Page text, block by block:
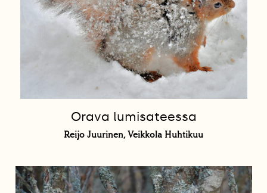
Orava lumisateessa
Reijo Juurinen, Veikkola Huhtikuu